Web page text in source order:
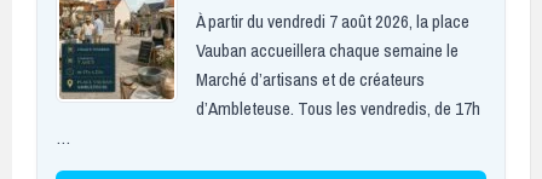
À partir du vendredi 7 août 2026, la place
Vauban accueillera chaque semaine le
Marché d’artisans et de créateurs
d’Ambleteuse. Tous les vendredis, de 17h
…